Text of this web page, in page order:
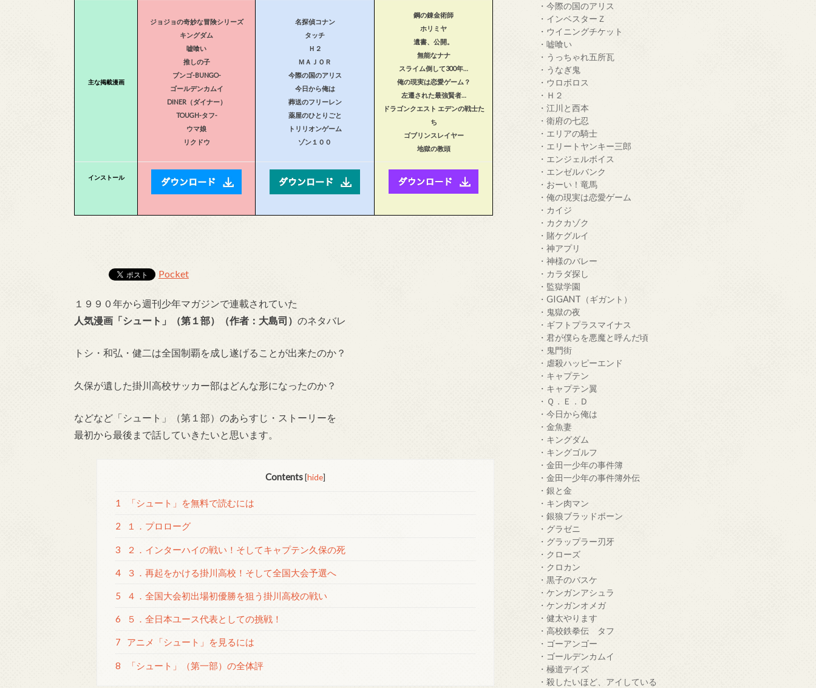
主な掲載漫画
ジョジョの奇妙な冒険シリーズ
キングダム
嘘喰い
推しの子
ブンゴ-BUNGO-
ゴールデンカムイ
DINER（ダイナー）
TOUGH-タフ-
ウマ娘
リクドウ
名探偵コナン
タッチ
Ｈ２
ＭＡＪＯＲ
今際の国のアリス
今日から俺は
葬送のフリーレン
薬屋のひとりごと
トリリオンゲーム
ゾン１００
鋼の錬金術師
ホリミヤ
遺書、公開。
無能なナナ
スライム倒して300年…
俺の現実は恋愛ゲーム？
左遷された最強賢者…
ドラゴンクエスト エデンの戦士た
ち
ゴブリンスレイヤー
地獄の教頭
インストール
Pocket
１９９０年から週刊少年マガジンで連載されていた
人気漫画「シュート」（第１部）（作者：大島司） のネタバレ
トシ・和弘・健二は全国制覇を成し遂げることが出来たのか？
久保が遺した掛川高校サッカー部はどんな形になったのか？
などなど「シュート」（第１部）のあらすじ・ストーリーを
最初から最後まで話していきたいと思います。
Contents [hide]
1 「シュート」を無料で読むには
2 １．プロローグ
3 ２．インターハイの戦い！そしてキャプテン久保の死
4 ３．再起をかける掛川高校！そして全国大会予選へ
5 ４．全国大会初出場初優勝を狙う掛川高校の戦い
6 ５．全日本ユース代表としての挑戦！
7 アニメ「シュート」を見るには
8 「シュート」（第一部）の全体評
・今際の国のアリス
・インベスターＺ
・ウイニングチケット
・嘘喰い
・うっちゃれ五所瓦
・うなぎ鬼
・ウロボロス
・Ｈ２
・江川と西本
・衛府の七忍
・エリアの騎士
・エリートヤンキー三郎
・エンジェルボイス
・エンゼルバンク
・おーい！竜馬
・俺の現実は恋愛ゲーム
・カイジ
・カクカゾク
・賭ケグルイ
・神アプリ
・神様のバレー
・カラダ探し
・監獄学園
・GIGANT（ギガント）
・鬼獄の夜
・ギフトプラスマイナス
・君が僕らを悪魔と呼んだ頃
・鬼門街
・虐殺ハッピーエンド
・キャプテン
・キャプテン翼
・Ｑ．Ｅ．Ｄ
・今日から俺は
・金魚妻
・キングダム
・キングゴルフ
・金田一少年の事件簿
・金田一少年の事件簿外伝
・銀と金
・キン肉マン
・銀狼ブラッドボーン
・グラゼニ
・グラップラー刃牙
・クローズ
・クロカン
・黒子のバスケ
・ケンガンアシュラ
・ケンガンオメガ
・健太やります
・高校鉄拳伝 タフ
・ゴーアンゴー
・ゴールデンカムイ
・極道デイズ
・殺したいほど、アイしている